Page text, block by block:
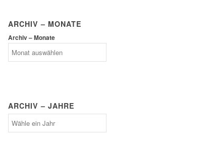
ARCHIV – MONATE
Archiv – Monate
ARCHIV – JAHRE